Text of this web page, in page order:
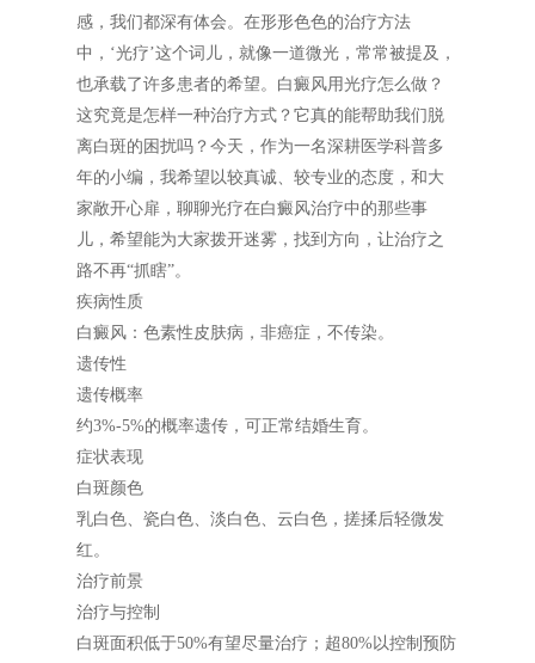
感，我们都深有体会。在形形色色的治疗方法
中，‘光疗’这个词儿，就像一道微光，常常被提及，
也承载了许多患者的希望。白癜风用光疗怎么做？
这究竟是怎样一种治疗方式？它真的能帮助我们脱
离白斑的困扰吗？今天，作为一名深耕医学科普多
年的小编，我希望以较真诚、较专业的态度，和大
家敞开心扉，聊聊光疗在白癜风治疗中的那些事
儿，希望能为大家拨开迷雾，找到方向，让治疗之
路不再“抓瞎”。
疾病性质
白癜风：色素性皮肤病，非癌症，不传染。
遗传性
遗传概率
约3%-5%的概率遗传，可正常结婚生育。
症状表现
白斑颜色
乳白色、瓷白色、淡白色、云白色，搓揉后轻微发
红。
治疗前景
治疗与控制
白斑面积低于50%有望尽量治疗；超80%以控制预防